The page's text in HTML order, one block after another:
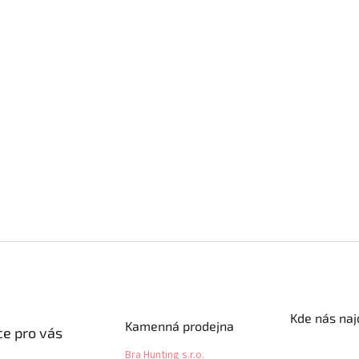
pro vás Kamenná prodejna
Bra Hunting s.r.o.
Kde nás